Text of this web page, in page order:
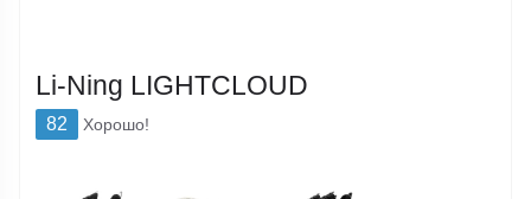
Li-Ning LIGHTCLOUD
82 Хорошо!